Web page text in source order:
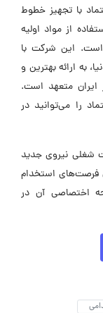
با تجهیز خطوط
از مواد اولیه
است. این شرکت با
به ارائه بهترین و
ایران متعهد است.
را می‌توانید در
حال حاضر در ۱۰ موقعیت شغلی نیروی جدید
فرصت‌های استخدام
اختصاصی آن در